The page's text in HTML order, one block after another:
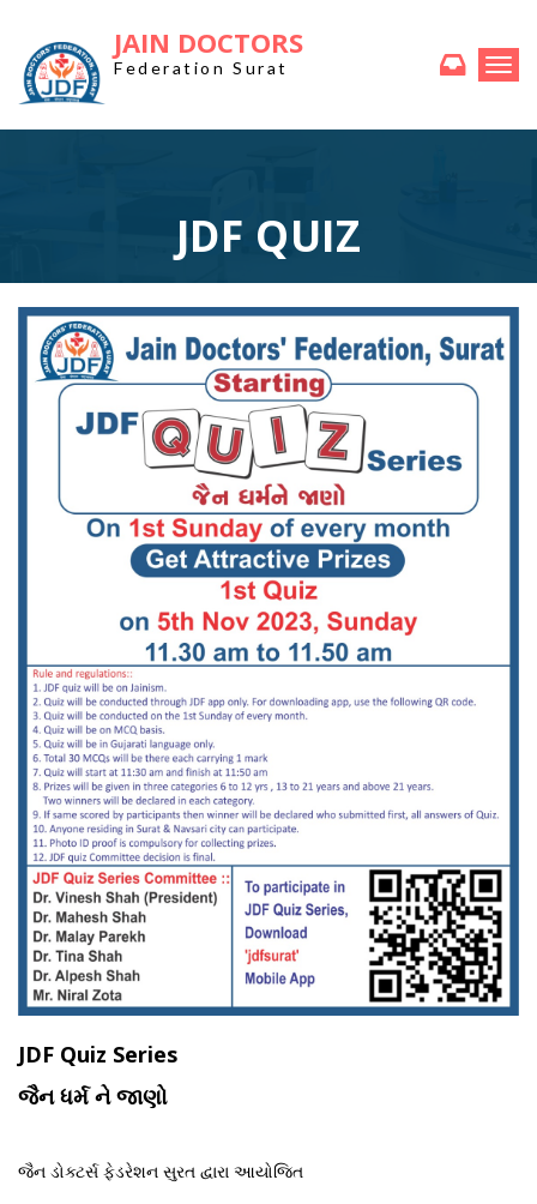
JAIN DOCTORS
Federation Surat
JDF QUIZ
JDF Quiz Series
જૈન ધર્મ ને જાણો
જૈન ડોક્ટર્સ ફેડરેશન સુરત દ્વારા આયોજિત